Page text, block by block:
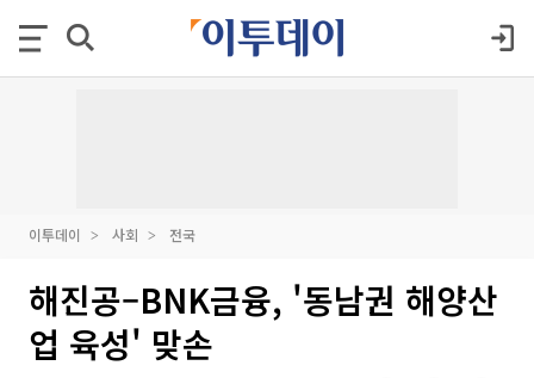
이투데이 사회 전국
해진공–BNK금융, '동남권 해양산
업 육성' 맞손